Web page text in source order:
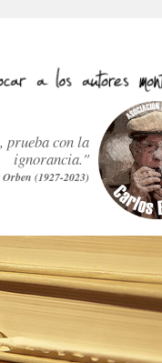
prueba con la
ignorancia."
Orben (1927-2023)